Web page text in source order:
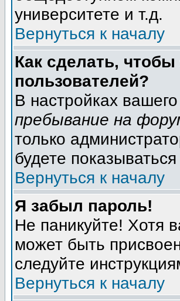
университете и т.д.
Вернуться к началу
Как сделать,
пользователей?
В настройках
пребывание на
только
будете
Вернуться к началу
Я забыл пароль!
Не паникуйте! Хотя
может быть
следуйте
Вернуться к началу